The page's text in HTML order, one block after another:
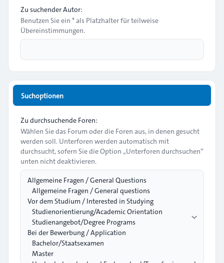
Zu suchender Autor:
Benutzen Sie ein * als Platzhalter für teilweise
Übereinstimmungen.
Suchoptionen
Zu durchsuchende Foren:
Wählen Sie das Forum oder die Foren aus, in denen gesucht
werden soll. Unterforen werden automatisch mit
durchsucht, sofern Sie die Option „Unterforen durchsuchen“
unten nicht deaktivieren.